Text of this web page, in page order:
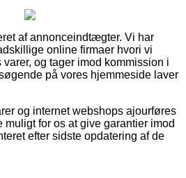
af annonceindtægter. Vi har
online firmaer hvori vi
og tager imod kommission i
på vores hjemmeside laver
og internet webshops ajourføres
muligt for os at give garantier imod
efter sidste opdatering af de